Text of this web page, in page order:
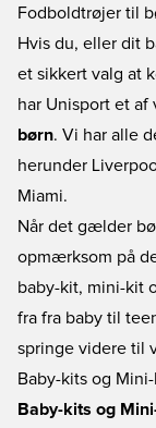
Fodboldtrøjer til
Hvis du, eller dit
et sikkert valg at
har Unisport et af
børn. Vi har alle
herunder
Miami.
Når det gælder
opmærksom på
baby-kit, mini-kit
fra fra baby til
springe videre til
Baby-kits og
Baby-kits og